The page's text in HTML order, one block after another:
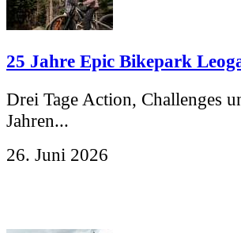
25 Jahre Epic Bikepark
Drei Tage Action, Challenges
Jahren...
26. Juni 2026